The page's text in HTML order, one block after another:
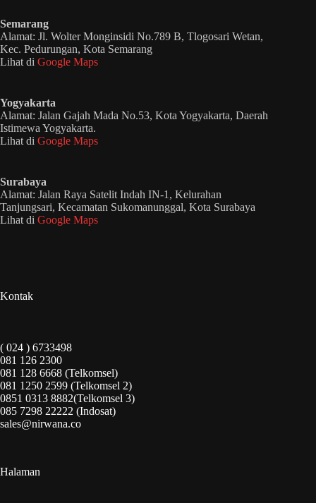
Semarang
Alamat: Jl. Wolter Monginsidi No.789 B, Tlogosari Wetan,
Kec. Pedurungan, Kota Semarang
Lihat di Google Maps
Yogyakarta
Alamat: Jalan Gajah Mada No.53, Kota Yogyakarta, Daerah
Istimewa Yogyakarta.
Lihat di Google Maps
Surabaya
Alamat: Jalan Raya Satelit Indah IN-1, Kelurahan
Tanjungsari, Kecamatan Sukomanunggal, Kota Surabaya
Lihat di Google Maps
Kontak
( 024 ) 6733498
081 126 2300
081 128 6668 (Telkomsel)
081 1250 2599 (Telkomsel 2)
0851 0313 8882(Telkomsel 3)
085 7298 22222 (Indosat)
sales@nirwana.co
Halaman